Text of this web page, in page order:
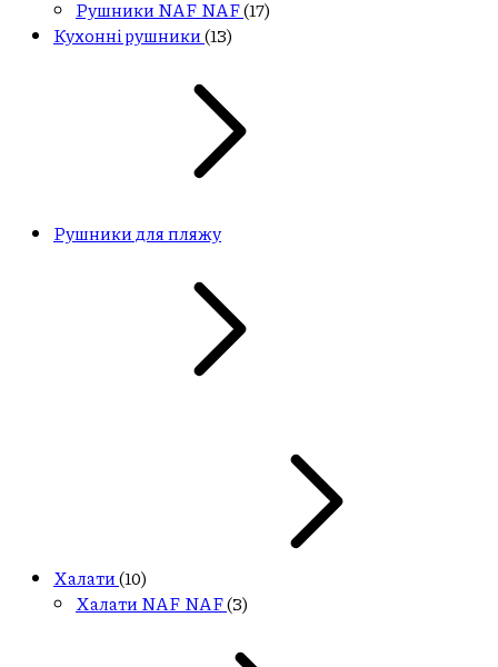
Рушники NAF NAF(17)
Кухонні рушники(13)
Рушники для пляжу
Халати(10)
Халати NAF NAF(3)